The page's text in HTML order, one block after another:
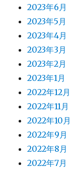
2023年6月
2023年5月
2023年4月
2023年3月
2023年2月
2023年1月
2022年12月
2022年11月
2022年10月
2022年9月
2022年8月
2022年7月